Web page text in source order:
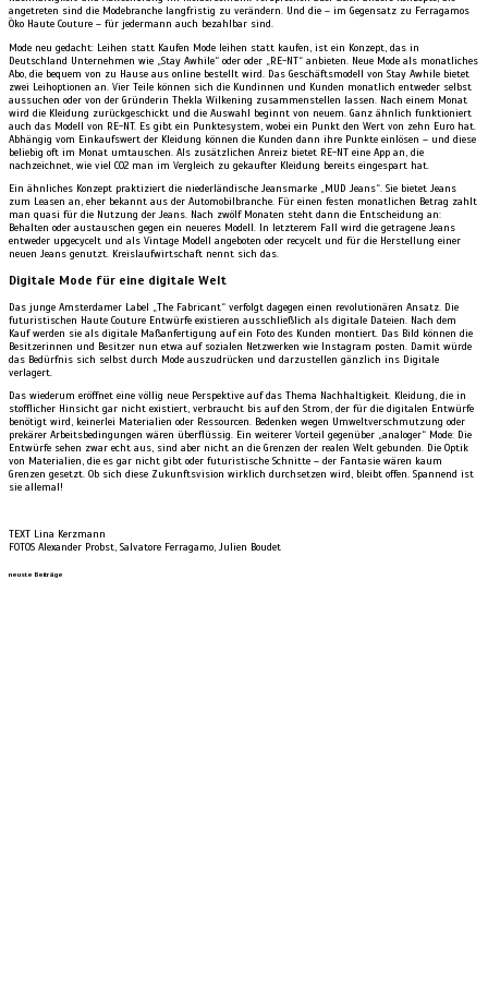
angetreten sind die Modebranche langfristig zu verändern. Und die – im Gegensatz zu Ferragamos
Öko Haute Couture – für jedermann auch bezahlbar sind.
Mode neu gedacht: Leihen statt Kaufen Mode leihen statt kaufen, ist ein Konzept, das in
Deutschland Unternehmen wie „Stay Awhile“ oder oder „RE-NT“ anbieten. Neue Mode als monatliches
Abo, die bequem von zu Hause aus online bestellt wird. Das Geschäftsmodell von Stay Awhile bietet
zwei Leihoptionen an. Vier Teile können sich die Kundinnen und Kunden monatlich entweder selbst
aussuchen oder von der Gründerin Thekla Wilkening zusammenstellen lassen. Nach einem Monat
wird die Kleidung zurückgeschickt und die Auswahl beginnt von neuem. Ganz ähnlich funktioniert
auch das Modell von RE-NT. Es gibt ein Punktesystem, wobei ein Punkt den Wert von zehn Euro hat.
Abhängig vom Einkaufswert der Kleidung können die Kunden dann ihre Punkte einlösen – und diese
beliebig oft im Monat umtauschen. Als zusätzlichen Anreiz bietet RE-NT eine App an, die
nachzeichnet, wie viel CO2 man im Vergleich zu gekaufter Kleidung bereits eingespart hat.
Ein ähnliches Konzept praktiziert die niederländische Jeansmarke „MUD Jeans“. Sie bietet Jeans
zum Leasen an, eher bekannt aus der Automobilbranche. Für einen festen monatlichen Betrag zahlt
man quasi für die Nutzung der Jeans. Nach zwölf Monaten steht dann die Entscheidung an:
Behalten oder austauschen gegen ein neueres Modell. In letzterem Fall wird die getragene Jeans
entweder upgecycelt und als Vintage Modell angeboten oder recycelt und für die Herstellung einer
neuen Jeans genutzt. Kreislaufwirtschaft nennt sich das.
Digitale Mode für eine digitale Welt
Das junge Amsterdamer Label „The Fabricant“ verfolgt dagegen einen revolutionären Ansatz. Die
futuristischen Haute Couture Entwürfe existieren ausschließlich als digitale Dateien. Nach dem
Kauf werden sie als digitale Maßanfertigung auf ein Foto des Kunden montiert. Das Bild können die
Besitzerinnen und Besitzer nun etwa auf sozialen Netzwerken wie Instagram posten. Damit würde
das Bedürfnis sich selbst durch Mode auszudrücken und darzustellen gänzlich ins Digitale
verlagert.
Das wiederum eröffnet eine völlig neue Perspektive auf das Thema Nachhaltigkeit. Kleidung, die in
stofflicher Hinsicht gar nicht existiert, verbraucht bis auf den Strom, der für die digitalen Entwürfe
benötigt wird, keinerlei Materialien oder Ressourcen. Bedenken wegen Umweltverschmutzung oder
prekärer Arbeitsbedingungen wären überflüssig. Ein weiterer Vorteil gegenüber „analoger“ Mode: Die
Entwürfe sehen zwar echt aus, sind aber nicht an die Grenzen der realen Welt gebunden. Die Optik
von Materialien, die es gar nicht gibt oder futuristische Schnitte – der Fantasie wären kaum
Grenzen gesetzt. Ob sich diese Zukunftsvision wirklich durchsetzen wird, bleibt offen. Spannend ist
sie allemal!
TEXT Lina Kerzmann
FOTOS Alexander Probst, Salvatore Ferragamo, Julien Boudet
neuste Beiträge